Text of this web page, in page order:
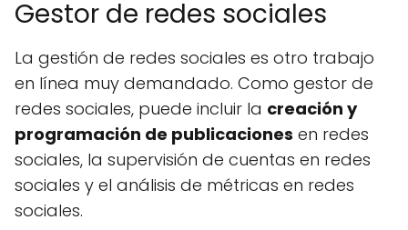
Gestor de redes sociales
La gestión de redes sociales es otro trabajo
en línea muy demandado. Como gestor de
redes sociales, puede incluir la creación y
programación de publicaciones en redes
sociales, la supervisión de cuentas en redes
sociales y el análisis de métricas en redes
sociales.